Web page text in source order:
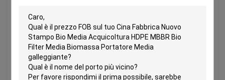
Medi filtri galleggianti
MBBR
Bio--blocco di
strutturato D50mm di
media di Koi Pond MBBR